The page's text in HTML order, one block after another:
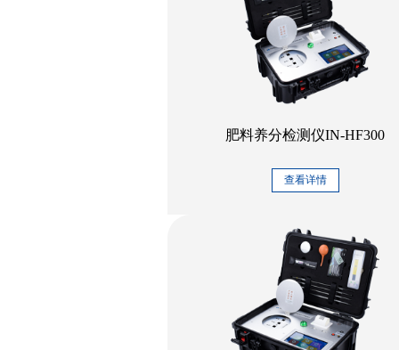
肥料养分检测仪IN-HF300
查看详情